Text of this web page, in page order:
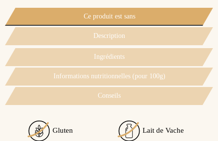
Ce produit est sans
Description
Ingrédients
Informations nutritionnelles (pour 100g)
Conseils
Gluten Lait de Vache